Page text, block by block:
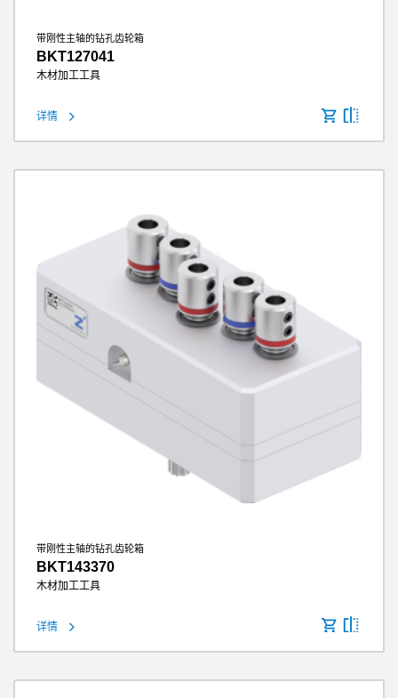
带刚性主轴的钻孔齿轮箱
BKT127041
木材加工工具
详情
带刚性主轴的钻孔齿轮箱
BKT143370
木材加工工具
详情